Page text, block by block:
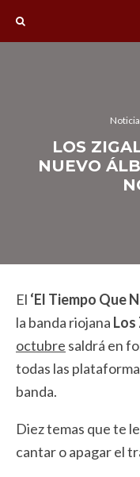
LOS
NUEVO
El ‘El Tiempo Que
la banda riojana Los
octubre saldrá en
todas las
banda.
Diez temas que te
cantar o apagar el